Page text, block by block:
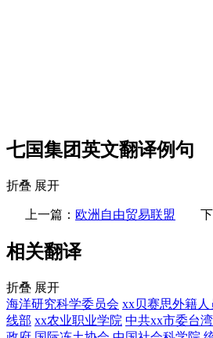
七国集团英文翻译例句
折叠 展开
上一篇： 欧洲自由贸易联盟 下
相关翻译
折叠 展开
海洋研究科学委员会 xx贝赛思外籍人
线部 xx农业职业学院 中共xx市委台